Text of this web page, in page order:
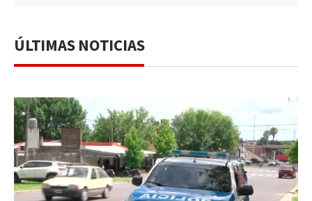
ÚLTIMAS NOTICIAS